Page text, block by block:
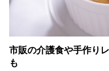
市販の介護食や手作り
も